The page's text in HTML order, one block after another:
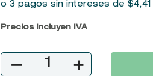
o 3 pagos sin intereses de $4,41
Precios incluyen IVA
＋
－